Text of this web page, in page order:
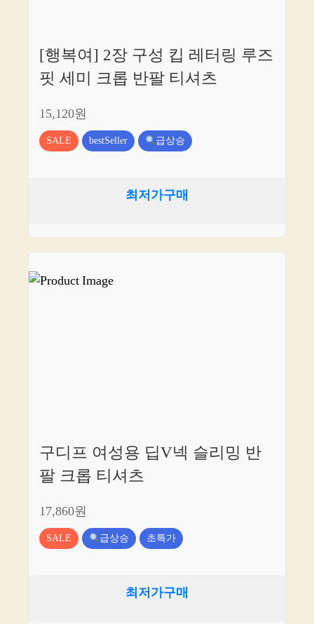
[행복여] 2장 구성 킵 레터링 루즈
핏 세미 크롭 반팔 티셔츠
15,120원
SALE bestSeller 급상승
최저가구매
구디프 여성용 딥V넥 슬리밍 반
팔 크롭 티셔츠
17,860원
SALE 급상승 초특가
최저가구매